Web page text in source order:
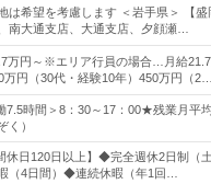
は希望を考慮します ＜岩手県＞ 【盛
南大通支店、大通支店、夕顔瀬…
万円～※エリア行員の場合…月給
万円（30代・経験10年）450万円（2…
7.5時間＞8：30～17：00★残業月平
く）
休日120日以上】◆完全週休2日制
（4日間）◆連続休暇（年1回…